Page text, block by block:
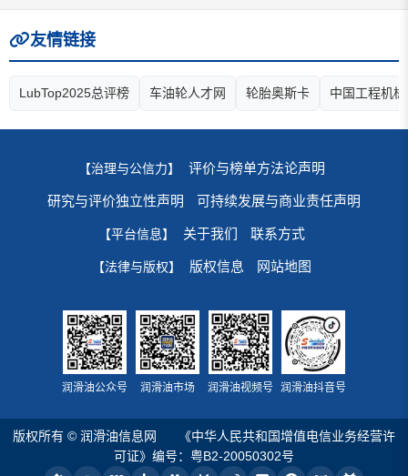
友情链接
LubTop2025总评榜 车油轮人才网 轮胎奥斯卡 中国工程机
【治理与公信力】 评价与榜单方法论声明
研究与评价独立性声明 可持续发展与商业责任声明
【平台信息】 关于我们 联系方式
【法律与版权】 版权信息 网站地图
润滑油公众号 润滑油市场 润滑油视频号 润滑油抖音号
版权所有 © 润滑油信息网
《中华人民共和国增值电信业务经营许
可证》编号：粤B2-20050302号